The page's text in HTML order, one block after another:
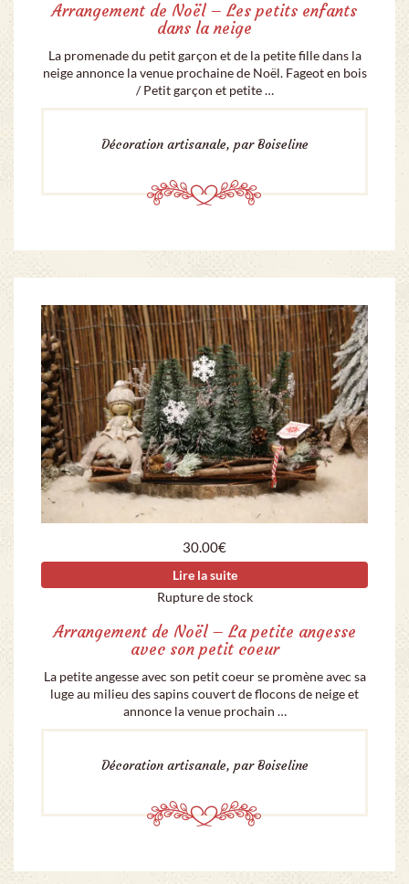
Arrangement de Noël – Les petits enfants
dans la neige
La promenade du petit garçon et de la petite fille dans la
neige annonce la venue prochaine de Noël. Fageot en bois
/ Petit garçon et petite …
Décoration artisanale, par Boiseline
30.00€
Lire la suite
Rupture de stock
Arrangement de Noël – La petite angesse
avec son petit coeur
La petite angesse avec son petit coeur se promène avec sa
luge au milieu des sapins couvert de flocons de neige et
annonce la venue prochain …
Décoration artisanale, par Boiseline